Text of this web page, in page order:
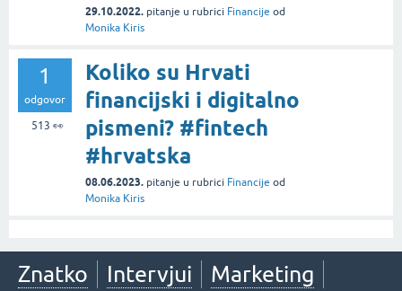
29.10.2022. pitanje u rubrici Financije od
Monika Kiris
1
odgovor
513 👀
Koliko su Hrvati
financijski i digitalno
pismeni? #fintech
#hrvatska
08.06.2023. pitanje u rubrici Financije od
Monika Kiris
Znatko Intervjui Marketing